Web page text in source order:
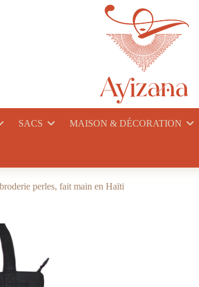
SACS MAISON & DÉCORATION
perles, fait main en Haïti